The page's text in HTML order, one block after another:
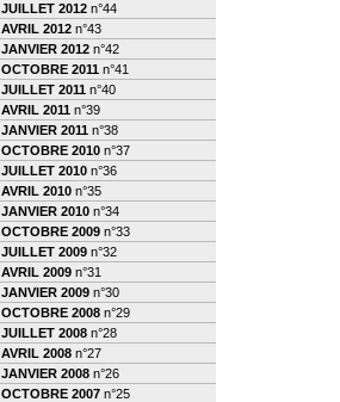
JUILLET 2012 n°44
AVRIL 2012 n°43
JANVIER 2012 n°42
OCTOBRE 2011 n°41
JUILLET 2011 n°40
AVRIL 2011 n°39
JANVIER 2011 n°38
OCTOBRE 2010 n°37
JUILLET 2010 n°36
AVRIL 2010 n°35
JANVIER 2010 n°34
OCTOBRE 2009 n°33
JUILLET 2009 n°32
AVRIL 2009 n°31
JANVIER 2009 n°30
OCTOBRE 2008 n°29
JUILLET 2008 n°28
AVRIL 2008 n°27
JANVIER 2008 n°26
OCTOBRE 2007 n°25